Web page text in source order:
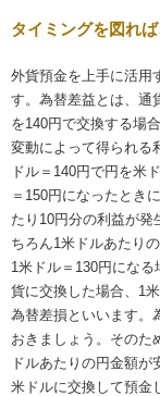
タイミングを図れ
外貨預金を上手に活用
す。為替差益とは、通
を140円で交換する場
変動によって得られる
ドル＝140円で円を米
＝150円になったとき
たり10円分の利益が発
ちろん1米ドルあたり
1米ドル＝130円にな
貨に交換した場合、1
為替差損といいます。
おきましょう。そのた
ドルあたりの円金額が
米ドルに交換して預金